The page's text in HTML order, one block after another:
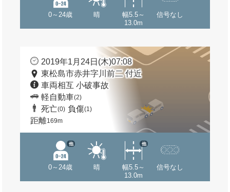
0～24歳 晴
幅5.5～
13.0m
信号なし
2019年1月24日(木)07:08
東松島市赤井字川前二 付近
車両相互 小破事故
軽自動車(2)
死亡(0) 負傷(1)
距離169m
0～24歳
他
晴
幅5.5～
13.0m
他
信号なし